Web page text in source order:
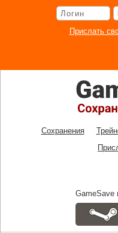
Прислать
Сохранения
GameSave